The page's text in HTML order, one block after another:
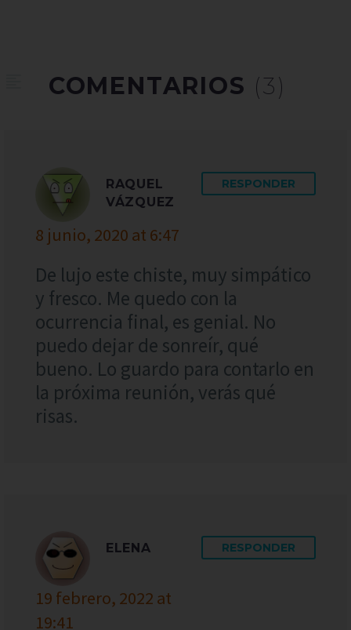
COMENTARIOS (3)
RAQUEL
VÁZQUEZ
8 junio, 2020 at 6:47
RESPONDER
De lujo este chiste, muy simpático
y fresco. Me quedo con la
ocurrencia final, es genial. No
puedo dejar de sonreír, qué
bueno. Lo guardo para contarlo en
la próxima reunión, verás qué
risas.
ELENA
19 febrero, 2022 at
19:41
RESPONDER